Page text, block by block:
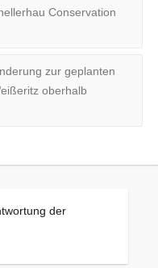
Conservation
zur geplanten
oberhalb
der